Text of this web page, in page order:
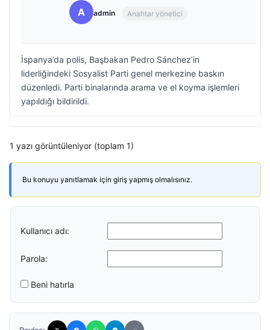
A admin Anahtar yönetici
İspanya’da polis, Başbakan Pedro Sánchez’in
liderliğindeki Sosyalist Parti genel merkezine baskın
düzenledi. Parti binalarında arama ve el koyma işlemleri
yapıldığı bildirildi.
1 yazı görüntüleniyor (toplam 1)
Bu konuyu yanıtlamak için giriş yapmış olmalısınız.
Kullanıcı adı:
Parola:
Beni hatırla